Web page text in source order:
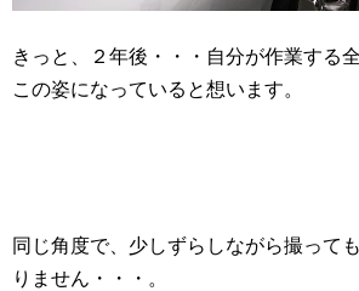
きっと、２年後・・・自分が作業する
この姿になっていると想います。
同じ角度で、少しずらしながら撮って
りません・・・。